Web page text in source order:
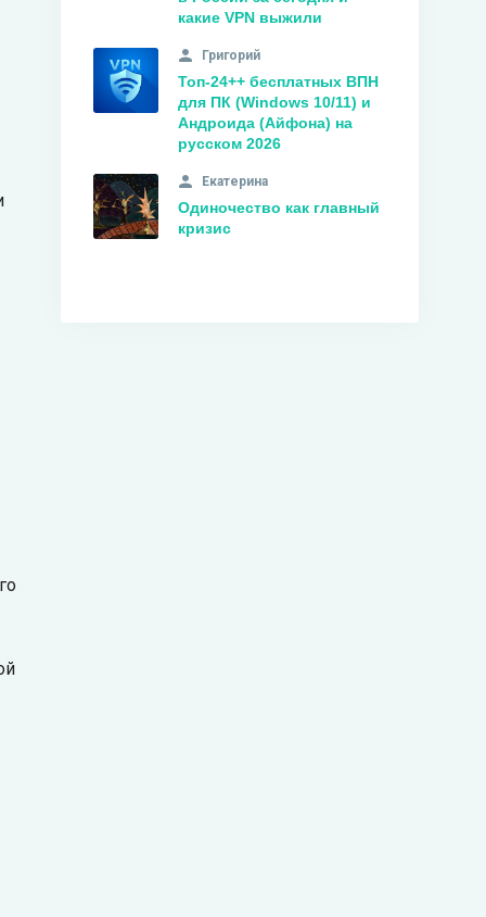
какие VPN выжили
Григорий
Топ‑24++ бесплатных ВПН
для ПК (Windows 10/11) и
Андроида (Айфона) на
русском 2026
Екатерина
Одиночество как главный
кризис